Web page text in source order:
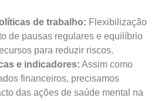
de trabalho: Flexibilização
de pausas regulares e equilíbrio
para reduzir riscos.
e indicadores: Assim como
financeiros, precisamos
das ações de saúde mental na